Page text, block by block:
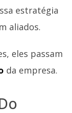
estratégia
aliados.
eles passam
da empresa.